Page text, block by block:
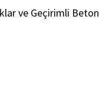
ve Geçirimli Beton